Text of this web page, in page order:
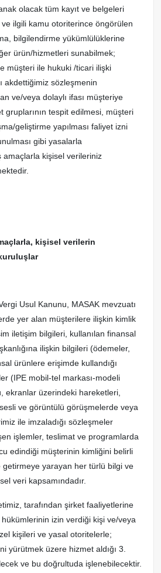
olacak tüm kayıt ve belgeleri
ilgili kamu otoriterince öngörülen
bilgilendirme yükümlülüklerine
ürün/hizmetleri sunabilmek;
müşteri ile hukuki /ticari ilişki
akdettiğimiz sözleşmenin
ve/veya dolaylı ifası müşteriye
gruplarının tespit edilmesi, müşteri
geliştirme yapılması faliyet izni
gibi yasalarla
amaçlarla kişisel verileriniz
kişisel verilerin
Usul Kanunu, MASAK mevzuatı
yer alan müşterilere ilişkin kimlik
iletişim bilgileri, kullanılan finansal
ilişkin bilgileri (ödemeler,
ürünlere erişimde kullandığı
(IPE mobil-tel markası-modeli
ekranlar üzerindeki hareketleri,
ve görüntülü görüşmelerde veya
ile imzaladığı sözleşmeler
işlemler, teslimat ve programlarda
edindiği müşterinin kimliğini belirli
yarayan her türlü bilgi ve
veri kapsamındadır.
tarafından şirket faaliyetlerine
izin verdiği kişi ve/veya
kişileri ve yasal otoritelerle;
yürütmek üzere hizmet aldığı 3.
ve bu doğrultuda işlenebilecektir.